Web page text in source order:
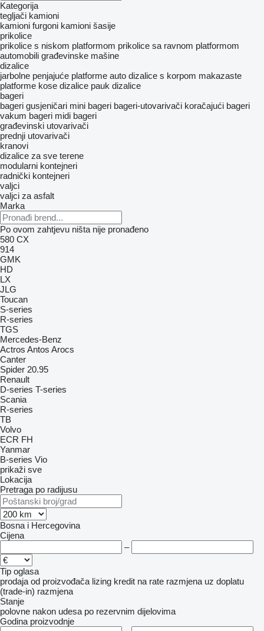
Kategorija
tegljači kamioni
kamioni furgoni kamioni šasije
prikolice
prikolice s niskom platformom prikolice sa ravnom platformom
automobili građevinske mašine
dizalice
jarbolne penjajuće platforme auto dizalice s korpom makazaste
platforme kose dizalice pauk dizalice
bageri
bageri gusjeničari mini bageri bageri-utovarivači koračajući bageri
vakum bageri midi bageri
građevinski utovarivači
prednji utovarivači
kranovi
dizalice za sve terene
modularni kontejneri
radnički kontejneri
valjci
valjci za asfalt
Marka
Po ovom zahtjevu ništa nije pronađeno
580 CX
914
GMK
HD
LX
JLG
Toucan
S-series
R-series
TGS
Mercedes-Benz
Actros Antos Arocs
Canter
Spider 20.95
Renault
D-series T-series
Scania
R-series
TB
Volvo
ECR FH
Yanmar
B-series Vio
prikaži sve
Lokacija
Pretraga po radijusu
Bosna i Hercegovina
Cijena
–
Tip oglasa
prodaja od proizvođača lizing kredit na rate razmjena uz doplatu
(trade-in) razmjena
Stanje
polovne nakon udesa po rezervnim dijelovima
Godina proizvodnje